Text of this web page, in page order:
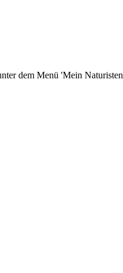
dem Menü 'Mein